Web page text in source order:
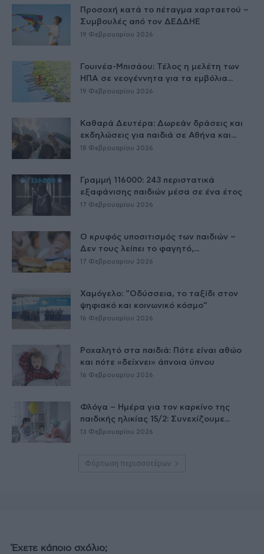
Προσοχή κατά το πέταγμα χαρταετού –
Συμβουλές από τον ΔΕΔΔΗΕ
19 Φεβρουαρίου 2026
Γουινέα-Μπισάου: Τέλος η μελέτη των
ΗΠΑ σε νεογέννητα για τα εμβόλια...
19 Φεβρουαρίου 2026
Καθαρά Δευτέρα: Δωρεάν δράσεις και
εκδηλώσεις για παιδιά σε Αθήνα και...
18 Φεβρουαρίου 2026
Γραμμή 116000: 243 περιστατικά
εξαφάνισης παιδιών μέσα σε ένα έτος
17 Φεβρουαρίου 2026
Ο κρυφός υποσιτισμός των παιδιών –
Δεν τους λείπει το φαγητό,...
17 Φεβρουαρίου 2026
Χαμόγελο: “Οδύσσεια, το ταξίδι στον
ψηφιακό και κοινωνικό κόσμο”
16 Φεβρουαρίου 2026
Ροχαλητό στα παιδιά: Πότε είναι αθώο
και πότε «δείχνει» άπνοια ύπνου
16 Φεβρουαρίου 2026
Φλόγα – Ημέρα για τον καρκίνο της
παιδικής ηλικίας 15/2: Συνεχίζουμε...
13 Φεβρουαρίου 2026
Φόρτωση περισσοτέρων
Έχετε κάποιο σχόλιο;